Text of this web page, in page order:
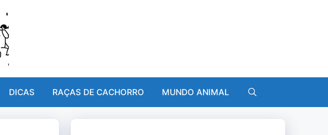
DICAS RAÇAS DE CACHORRO MUNDO ANIMAL